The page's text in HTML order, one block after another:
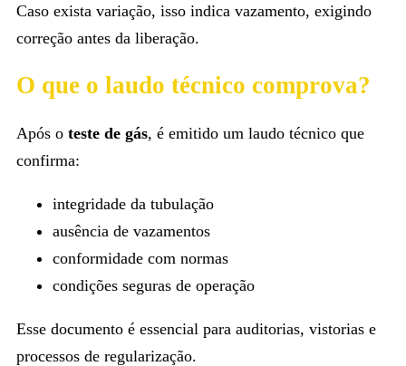
Caso exista variação, isso indica vazamento, exigindo
correção antes da liberação.
O que o laudo técnico comprova?
Após o teste de gás, é emitido um laudo técnico que
confirma:
integridade da tubulação
ausência de vazamentos
conformidade com normas
condições seguras de operação
Esse documento é essencial para auditorias, vistorias e
processos de regularização.